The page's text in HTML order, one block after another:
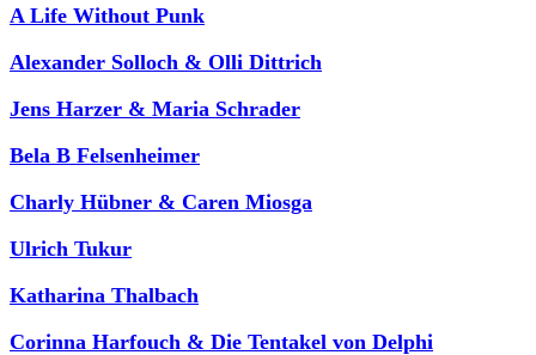
A Life Without Punk
Alexander Solloch & Olli Dittrich
Jens Harzer & Maria Schrader
Bela B Felsenheimer
Charly Hübner & Caren Miosga
Ulrich Tukur
Katharina Thalbach
Corinna Harfouch & Die Tentakel von Delphi